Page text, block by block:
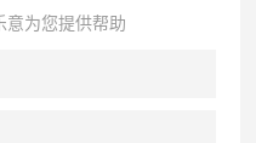
意为您提供帮助